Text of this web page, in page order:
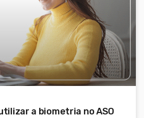
a biometria no ASO